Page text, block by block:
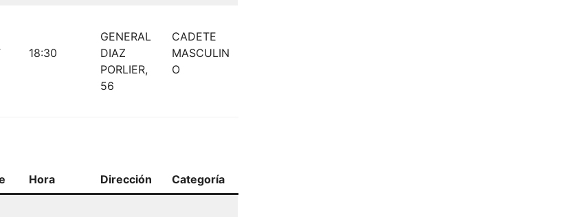
18:30
GENERAL
DIAZ
PORLIER,
56
CADETE
MASCULIN
O
Hora Dirección Categoría